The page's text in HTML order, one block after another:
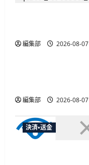
編集部 2026-08-07
広告
編集部 2026-08-07
決済・送金